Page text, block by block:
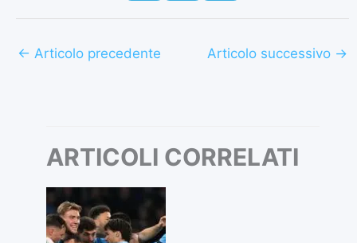
← Articolo precedente Articolo successivo →
ARTICOLI CORRELATI